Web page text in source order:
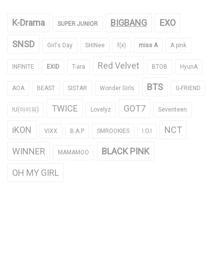
K-Drama SUPER JUNIOR BIGBANG EXO
SNSD Girl's Day SHINee f(x) miss A A pink
INFINITE EXID T-ara Red Velvet BTOB HyunA
AOA BEAST SISTAR Wonder Girls BTS G-FRIEND
IU(아이유) TWICE Lovelyz GOT7 Seventeen
iKON VIXX B.A.P SMROOKIES I.O.I NCT
WINNER MAMAMOO BLACK PINK
OH MY GIRL